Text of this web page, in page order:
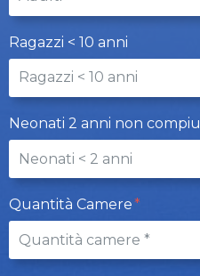
Ragazzi < 10 anni
Neonati 2 anni non
Quantità Camere